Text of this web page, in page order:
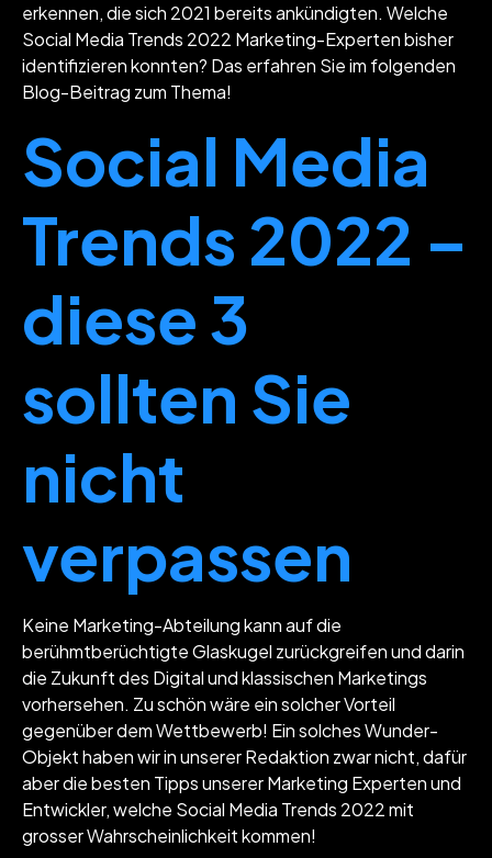
erkennen, die sich 2021 bereits ankündigten. Welche
Social Media Trends 2022 Marketing-Experten bisher
identifizieren konnten? Das erfahren Sie im folgenden
Blog-Beitrag zum Thema!
Social Media
Trends 2022 –
diese 3
sollten Sie
nicht
verpassen
Keine Marketing-Abteilung kann auf die
berühmtberüchtigte Glaskugel zurückgreifen und darin
die Zukunft des Digital und klassischen Marketings
vorhersehen. Zu schön wäre ein solcher Vorteil
gegenüber dem Wettbewerb! Ein solches Wunder-
Objekt haben wir in unserer Redaktion zwar nicht, dafür
aber die besten Tipps unserer Marketing Experten und
Entwickler, welche Social Media Trends 2022 mit
grosser Wahrscheinlichkeit kommen!